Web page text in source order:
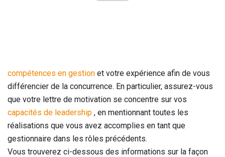
compétences en gestion et votre expérience afin de vous
différencier de la concurrence. En particulier, assurez-vous
que votre lettre de motivation se concentre sur vos
capacités de leadership , en mentionnant toutes les
réalisations que vous avez accomplies en tant que
gestionnaire dans les rôles précédents.
Vous trouverez ci-dessous des informations sur la façon